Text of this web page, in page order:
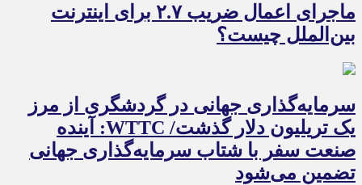
ماجرای اعمال ضریب ۲.۷ برای اینترنت
بین‌الملل چیست؟
سرمایه‌گذاری جهانی در گردشگری از مرز
یک تریلیون دلار گذشت/ WTTC: آینده
صنعت سفر با شتاب سرمایه‌گذاری جهانی
تضمین می‌شود